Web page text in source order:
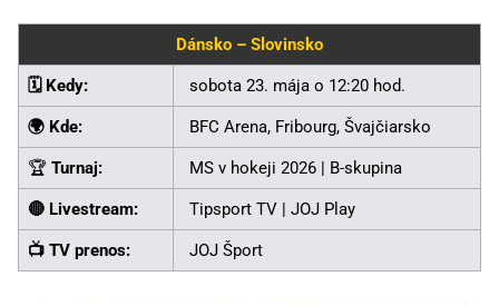
Dánsko – Slovinsko
🗓️ Kedy: sobota 23. mája o 12:20 hod.
🌍 Kde: BFC Arena, Fribourg, Švajčiarsko
🏆 Turnaj: MS v hokeji 2026 | B-skupina
🔴 Livestream: Tipsport TV | JOJ Play
📺 TV prenos: JOJ Šport